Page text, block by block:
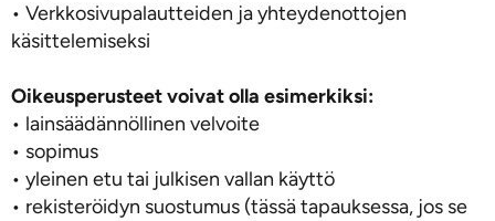
• Verkkosivupalautteiden ja yhteydenottojen
käsittelemiseksi
Oikeusperusteet voivat olla esimerkiksi:
• lainsäädännöllinen velvoite
• sopimus
• yleinen etu tai julkisen vallan käyttö
• rekisteröidyn suostumus (tässä tapauksessa, jos se